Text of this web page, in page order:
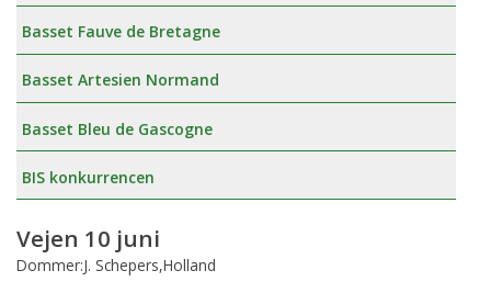
Basset Fauve de Bretagne
Basset Artesien Normand
Basset Bleu de Gascogne
BIS konkurrencen
Vejen 10 juni
Dommer:J. Schepers,Holland